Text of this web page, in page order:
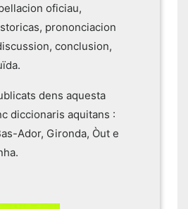
oficiau,
prononciacion
conclusion,
dens aquesta
diccionaris aquitans :
Ador, Gironda, Òut e